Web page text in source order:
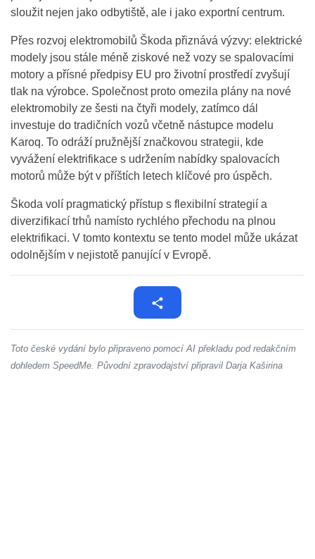
sloužit nejen jako odbytiště, ale i jako exportní centrum.
Přes rozvoj elektromobilů Škoda přiznává výzvy: elektrické
modely jsou stále méně ziskové než vozy se spalovacími
motory a přísné předpisy EU pro životní prostředí zvyšují
tlak na výrobce. Společnost proto omezila plány na nové
elektromobily ze šesti na čtyři modely, zatímco dál
investuje do tradičních vozů včetně nástupce modelu
Karoq. To odráží pružnější značkovou strategii, kde
vyvážení elektrifikace s udržením nabídky spalovacích
motorů může být v příštích letech klíčové pro úspěch.
Škoda volí pragmatický přístup s flexibilní strategií a
diverzifikací trhů namísto rychlého přechodu na plnou
elektrifikaci. V tomto kontextu se tento model může ukázat
odolnějším v nejistotě panující v Evropě.
Toto české vydání bylo připraveno pomocí AI překladu pod redakčním
dohledem SpeedMe. Původní zpravodajství připravil Darja Kaširina